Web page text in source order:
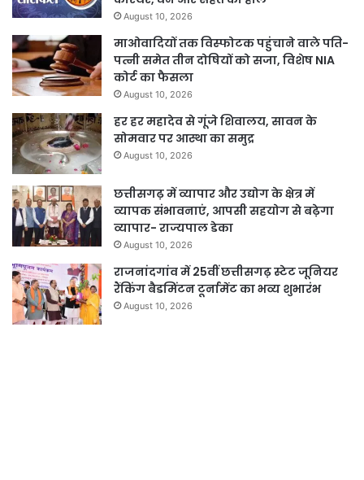
August 10, 2026
माओवादियों तक विस्फोटक पहुंचाने वाले पति-
पत्नी समेत तीन दोषियों को सजा, विशेष NIA
कोर्ट का फैसला
August 10, 2026
हर हर महादेव से गूंजे शिवालय, सावन के
सोमवार पर आस्था का समुद्र
August 10, 2026
छत्तीसगढ़ में व्यापार और उद्योग के क्षेत्र में
व्यापक संभावनाएं, आपसी सहयोग से बढ़ेगा
व्यापार- राज्यपाल डेका
August 10, 2026
राजनांदगांव में 25वीं छत्तीसगढ़ स्टेट जूनियर
रैंकिंग बैडमिंटन टूर्नामेंट का भव्य शुभारंभ
August 10, 2026